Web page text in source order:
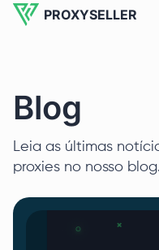
PROXYSELLER
Blog
Leia as últimas
proxies no nosso blog.